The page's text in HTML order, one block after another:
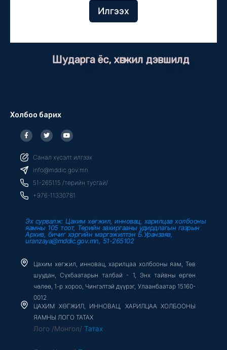
Илгээх
Шударга ёс, хөгжил дэвшилд
Холбоо барих
F
a
c
b
o
o
k
f
T
w
i
t
r
Y
o
u
u
e
Санал хүсэлт илгээх
info@mddic.gov.mn
51-265115 /төрийн тусгай/
+976-11330781
Эх сурвалж: Цахим хөгжил, инновац, харилцаа холбооны
яамны 105 тоот, Төрийн захиргааны удирдлагын газрын
Архив, бичиг хэргийн мэргэжилтэн Б.Уранзаяа,
uranzaya@mddic.gov.mn, 51-265102
Цахим хөгжил, инновац, харилцаа холбооны яам, Төв
шуудан, Сүхбаатарын талбай - 1, Энх тайвны өргөн
чөлөө, 1-р хороо, Чингэлтэй дүүрэг, Улаанбаатар 15160-
0012
ЦАХИМ ХӨГЖИЛ, ИННОВАЦ, ХАРИЛЦАА ХОЛБООНЫ
ЯАМНЫ ЛОГО ТАТАХ
Лого /Монгол/ Татах